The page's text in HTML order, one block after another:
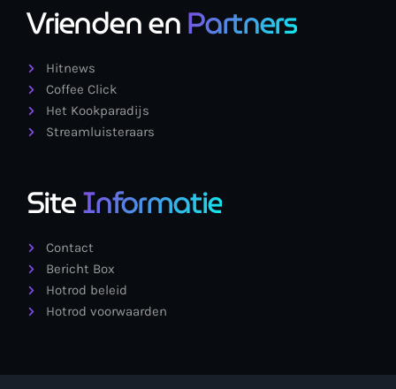
Vrienden enPartners
Hitnews
Coffee Click
Het Kookparadijs
Streamluisteraars
SiteInformatie
Contact
Bericht Box
Hotrod beleid
Hotrod voorwaarden